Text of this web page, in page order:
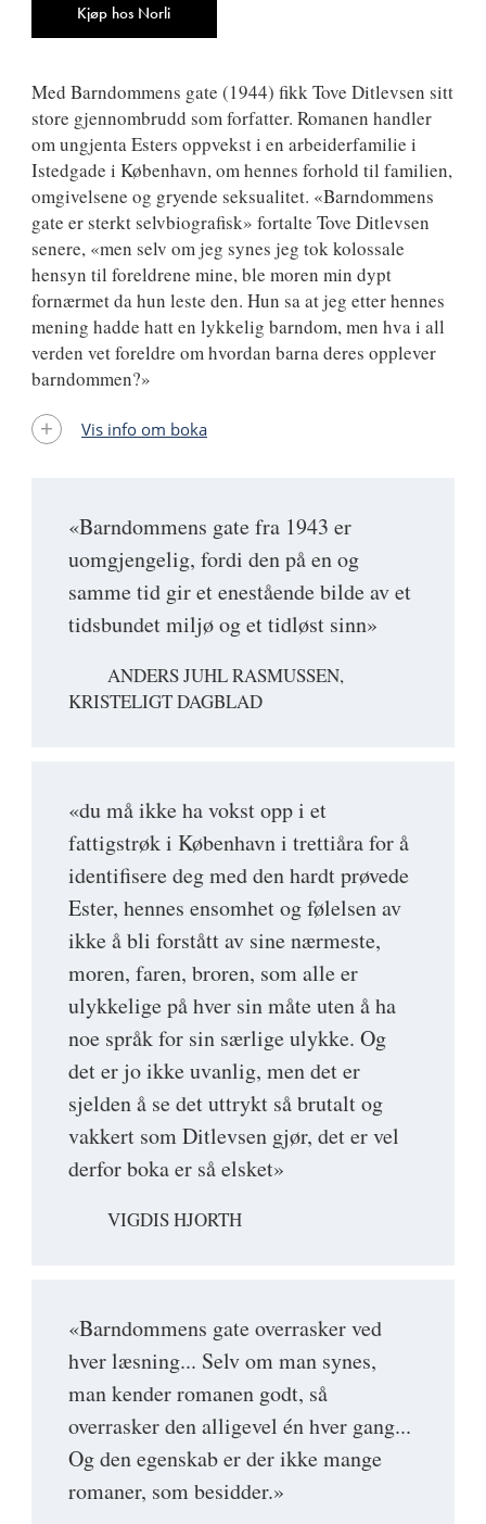
Kjøp hos Norli
«Barndommens gate fra 1943 er
uomgjengelig, fordi den på en og
samme tid gir et enestående bilde av et
tidsbundet miljø og et tidløst sinn»
ANDERS JUHL RASMUSSEN,
KRISTELIGT DAGBLAD
«du må ikke ha vokst opp i et
fattigstrøk i København i trettiåra for å
identifisere deg med den hardt prøvede
Ester, hennes ensomhet og følelsen av
ikke å bli forstått av sine nærmeste,
moren, faren, broren, som alle er
ulykkelige på hver sin måte uten å ha
noe språk for sin særlige ulykke. Og
det er jo ikke uvanlig, men det er
sjelden å se det uttrykt så brutalt og
vakkert som Ditlevsen gjør, det er vel
derfor boka er så elsket»
VIGDIS HJORTH
«Barndommens gate overrasker ved
hver læsning... Selv om man synes,
man kender romanen godt, så
overrasker den alligevel én hver gang...
Og den egenskab er der ikke mange
romaner, som besidder.»
Med Barndommens gate (1944) fikk Tove Ditlevsen sitt
store gjennombrudd som forfatter. Romanen handler
om ungjenta Esters oppvekst i en arbeiderfamilie i
Istedgade i København, om hennes forhold til familien,
omgivelsene og gryende seksualitet. «Barndommens
gate er sterkt selvbiografisk» fortalte Tove Ditlevsen
senere, «men selv om jeg synes jeg tok kolossale
hensyn til foreldrene mine, ble moren min dypt
fornærmet da hun leste den. Hun sa at jeg etter hennes
mening hadde hatt en lykkelig barndom, men hva i all
verden vet foreldre om hvordan barna deres opplever
barndommen?»
Vis info om boka